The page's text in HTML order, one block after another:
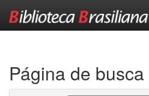
Página de busca